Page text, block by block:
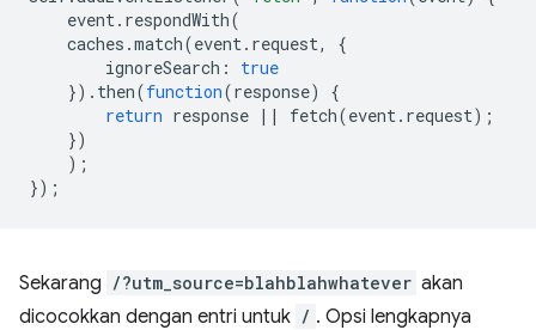
event. respondWith(
caches .match(event. request,
{
ignoreSearch :
true
}). then(function(response)
{
return response || fetch(event. request);
})
);
});
Sekarang /?utm_source=blahblahwhatever akan
dicocokkan dengan entri untuk / . Opsi lengkapnya